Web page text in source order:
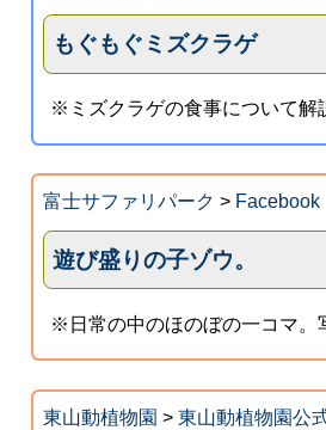
もぐもぐミズクラゲ
※ミズクラゲの食事について解
富士サファリパーク > Facebook
遊び盛りの子ゾウ。
※日常の中のほのぼの一コマ。
東山動植物園 > 東山動植物園公